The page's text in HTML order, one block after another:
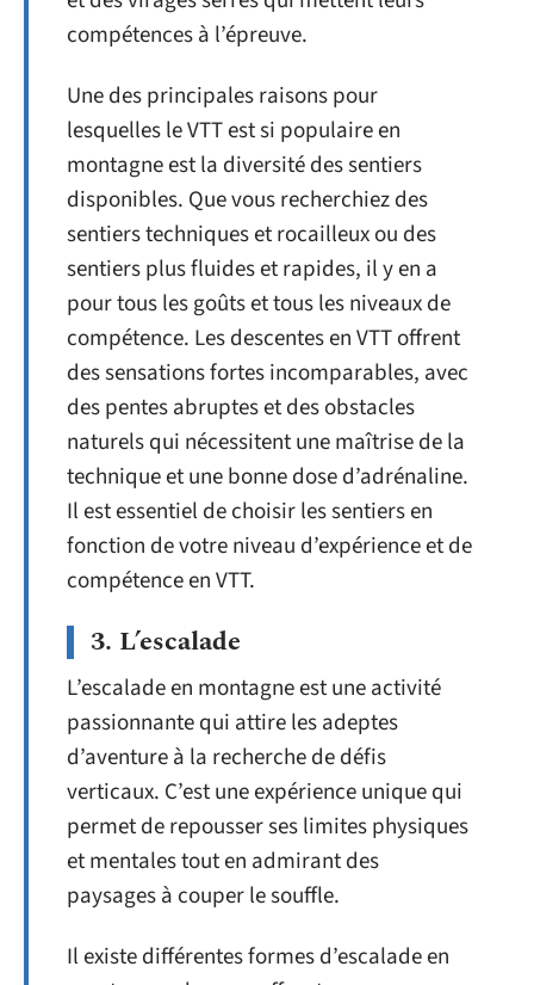
compétences à l’épreuve.
Une des principales raisons pour
lesquelles le VTT est si populaire en
montagne est la diversité des sentiers
disponibles. Que vous recherchiez des
sentiers techniques et rocailleux ou des
sentiers plus fluides et rapides, il y en a
pour tous les goûts et tous les niveaux de
compétence. Les descentes en VTT offrent
des sensations fortes incomparables, avec
des pentes abruptes et des obstacles
naturels qui nécessitent une maîtrise de la
technique et une bonne dose d’adrénaline.
Il est essentiel de choisir les sentiers en
fonction de votre niveau d’expérience et de
compétence en VTT.
3. L’escalade
L’escalade en montagne est une activité
passionnante qui attire les adeptes
d’aventure à la recherche de défis
verticaux. C’est une expérience unique qui
permet de repousser ses limites physiques
et mentales tout en admirant des
paysages à couper le souffle.
Il existe différentes formes d’escalade en